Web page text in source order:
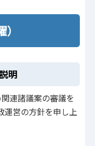
明
連諸議案の審議を
運営の方針を申し上